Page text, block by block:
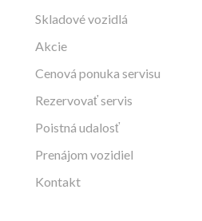
Skladové vozidlá
Akcie
Cenová ponuka servisu
Rezervovať servis
Poistná udalosť
Prenájom vozidiel
Kontakt